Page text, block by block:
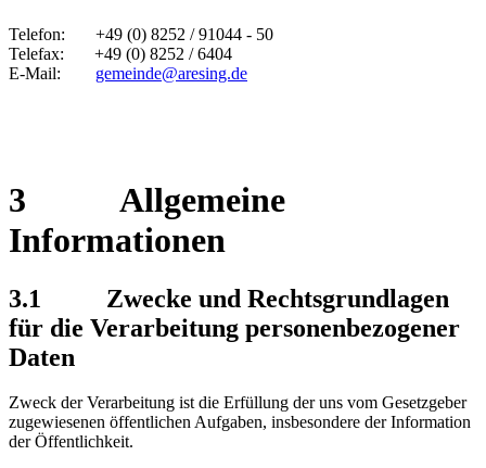
Telefon: +49 (0) 8252 / 91044 - 50
Telefax: +49 (0) 8252 / 6404
E-Mail: gemeinde@aresing.de
3 Allgemeine
Informationen
3.1 Zwecke und Rechtsgrundlagen
für die Verarbeitung personenbezogener
Daten
Zweck der Verarbeitung ist die Erfüllung der uns vom Gesetzgeber
zugewiesenen öffentlichen Aufgaben, insbesondere der Information
der Öffentlichkeit.